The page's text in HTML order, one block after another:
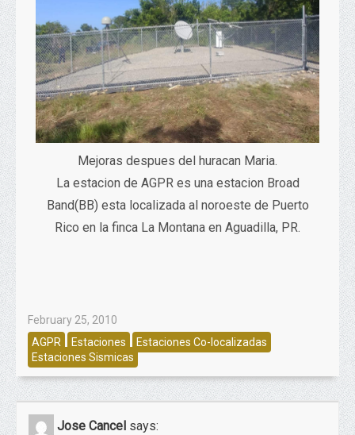
Mejoras despues del huracan Maria.
La estacion de AGPR es una estacion Broad
Band(BB) esta localizada al noroeste de Puerto
Rico en la finca La Montana en Aguadilla, PR.
February 25, 2010
AGPR
Estaciones
Estaciones Co-localizadas
Estaciones Sismicas
Jose Cancel says: